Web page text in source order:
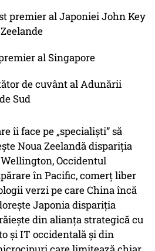
premier al Japoniei John Key
al Singapore
de cuvânt al Adunării
Sud
îi face pe „specialiști” să
Noua Zeelandă dispariția
Occidentul
în Pacific, comerț liber
verzi pe care China încă
Japonia dispariția
din alianța strategică cu
și IT occidentală și din